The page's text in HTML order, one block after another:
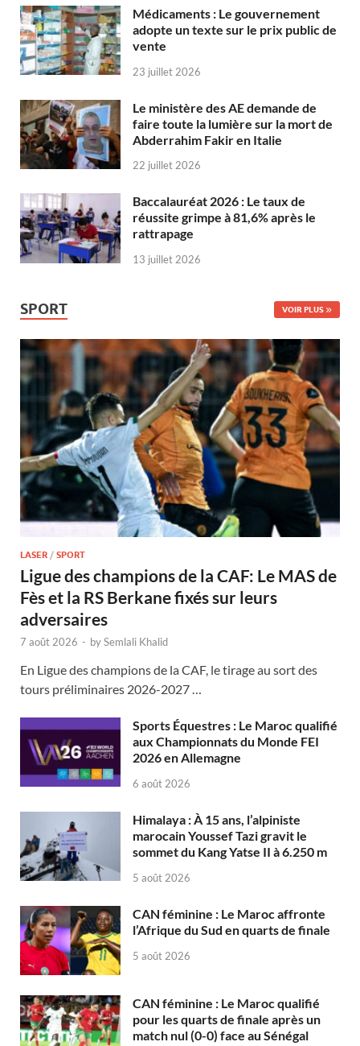
Médicaments : Le gouvernement
adopte un texte sur le prix public de
vente
23 juillet 2026
Le ministère des AE demande de
faire toute la lumière sur la mort de
Abderrahim Fakir en Italie
22 juillet 2026
Baccalauréat 2026 : Le taux de
réussite grimpe à 81,6% après le
rattrapage
13 juillet 2026
SPORT VOIR PLUS
LASER / SPORT
Ligue des champions de la CAF: Le MAS de
Fès et la RS Berkane fixés sur leurs
adversaires
7 août 2026 - bySemlali Khalid
En Ligue des champions de la CAF, le tirage au sort des
tours préliminaires 2026-2027 …
Sports Équestres : Le Maroc qualifié
aux Championnats du Monde FEI
2026 en Allemagne
6 août 2026
Himalaya : À 15 ans, l’alpiniste
marocain Youssef Tazi gravit le
sommet du Kang Yatse II à 6.250 m
5 août 2026
CAN féminine : Le Maroc affronte
l’Afrique du Sud en quarts de finale
5 août 2026
CAN féminine : Le Maroc qualifié
pour les quarts de finale après un
match nul (0-0) face au Sénégal